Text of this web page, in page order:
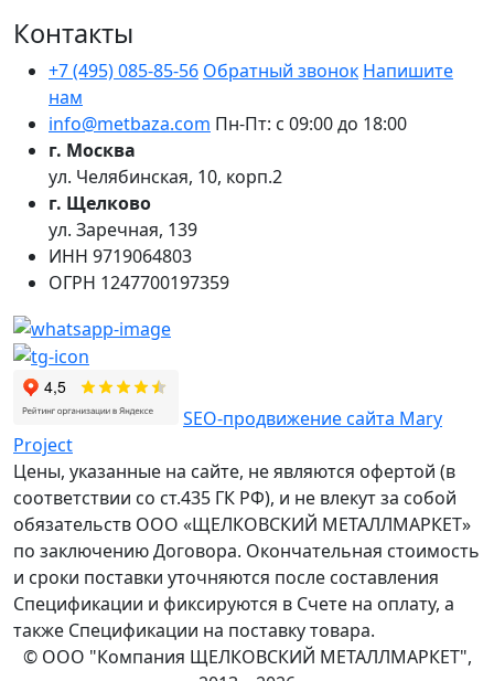
Контакты
+7 (495) 085-85-56 Обратный звонок Напишите
нам
info@metbaza.com Пн-Пт: с 09:00 до 18:00
г. Москва
ул. Челябинская, 10, корп.2
г. Щелково
ул. Заречная, 139
ИНН 9719064803
ОГРН 1247700197359
SEO-продвижение сайта Mary
Project
Цены, указанные на сайте, не являются офертой (в
соответствии со ст.435 ГК РФ), и не влекут за собой
обязательств ООО «ЩЕЛКОВСКИЙ МЕТАЛЛМАРКЕТ»
по заключению Договора. Окончательная стоимость
и сроки поставки уточняются после составления
Спецификации и фиксируются в Счете на оплату, а
также Спецификации на поставку товара.
© ООО "Компания ЩЕЛКОВСКИЙ МЕТАЛЛМАРКЕТ",